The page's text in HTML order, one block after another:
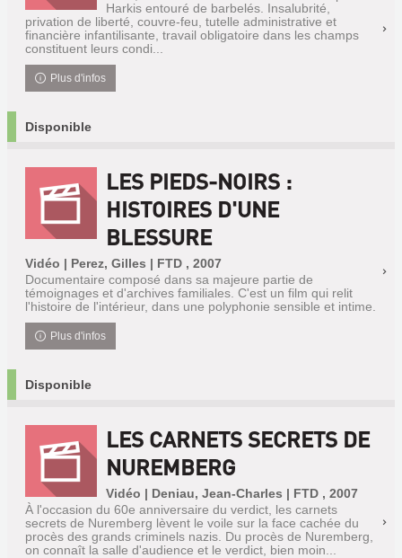
Harkis entouré de barbelés. Insalubrité,
privation de liberté, couvre-feu, tutelle administrative et
financière infantilisante, travail obligatoire dans les champs
constituent leurs condi...
Plus d'infos
Disponible
LES PIEDS-NOIRS :
HISTOIRES D'UNE
BLESSURE
Vidéo | Perez, Gilles | FTD , 2007
Documentaire composé dans sa majeure partie de
témoignages et d'archives familiales. C'est un film qui relit
l'histoire de l'intérieur, dans une polyphonie sensible et intime.
Plus d'infos
Disponible
LES CARNETS SECRETS DE
NUREMBERG
Vidéo | Deniau, Jean-Charles | FTD , 2007
À l'occasion du 60e anniversaire du verdict, les carnets
secrets de Nuremberg lèvent le voile sur la face cachée du
procès des grands criminels nazis. Du procès de Nuremberg,
on connaît la salle d'audience et le verdict, bien moin...